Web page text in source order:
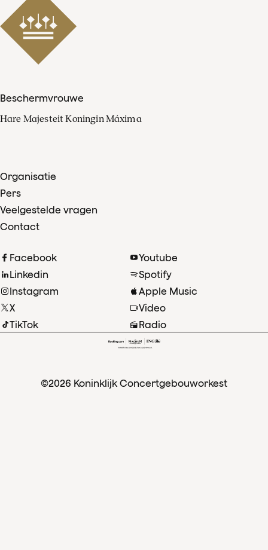
Beschermvrouwe
Hare Majesteit Koningin Máxima
Organisatie
Pers
Veelgestelde vragen
Contact
Facebook
Linkedin
Instagram
X
TikTok
Youtube
Spotify
Apple Music
Video
Radio
©2026 Koninklijk Concertgebouworkest